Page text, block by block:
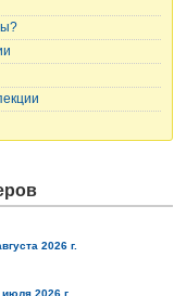
2026 г.
2026 г.